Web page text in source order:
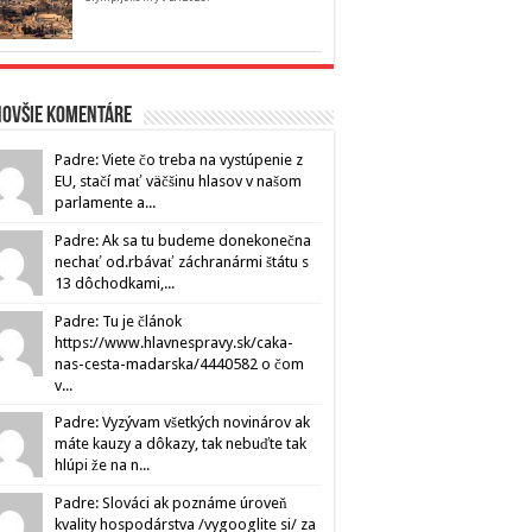
komentáre
Padre: Viete čo treba na vystúpenie z
EU, stačí mať väčšinu hlasov v našom
parlamente a...
Padre: Ak sa tu budeme donekonečna
nechať od.rbávať záchranármi štátu s
13 dôchodkami,...
Padre: Tu je článok
https://www.hlavnespravy.sk/caka-
nas-cesta-madarska/4440582 o čom
v...
Padre: Vyzývam všetkých novinárov ak
máte kauzy a dôkazy, tak nebuďte tak
hlúpi že na n...
Padre: Slováci ak poznáme úroveň
kvality hospodárstva /vygooglite si/ za